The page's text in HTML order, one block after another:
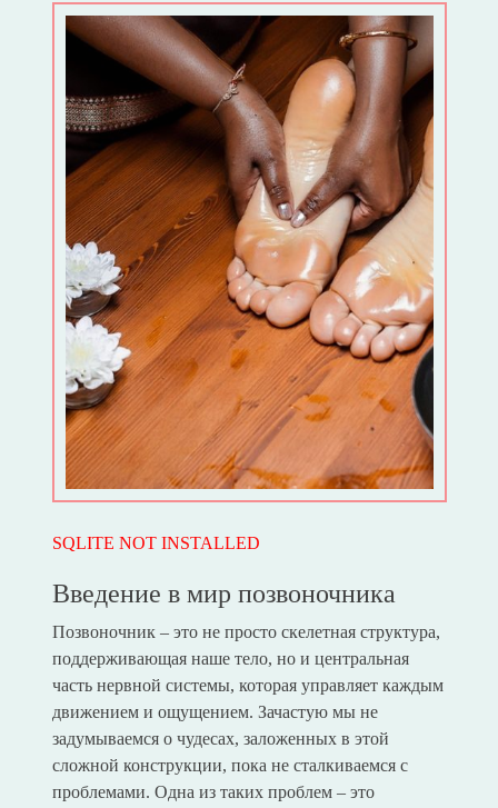
SQLITE NOT INSTALLED
Введение в мир позвоночника
Позвоночник – это не просто скелетная структура,
поддерживающая наше тело, но и центральная
часть нервной системы, которая управляет каждым
движением и ощущением. Зачастую мы не
задумываемся о чудесах, заложенных в этой
сложной конструкции, пока не сталкиваемся с
проблемами. Одна из таких проблем – это